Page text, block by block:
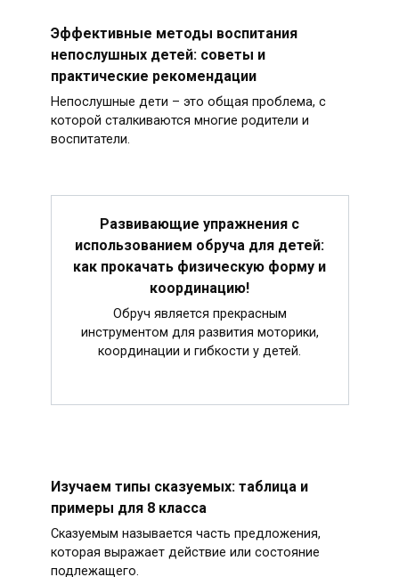
Эффективные методы воспитания
непослушных детей: советы и
практические рекомендации
Непослушные дети – это общая проблема, с
которой сталкиваются многие родители и
воспитатели.
Развивающие упражнения с
использованием обруча для детей:
как прокачать физическую форму и
координацию!
Обруч является прекрасным
инструментом для развития моторики,
координации и гибкости у детей.
Изучаем типы сказуемых: таблица и
примеры для 8 класса
Сказуемым называется часть предложения,
которая выражает действие или состояние
подлежащего.